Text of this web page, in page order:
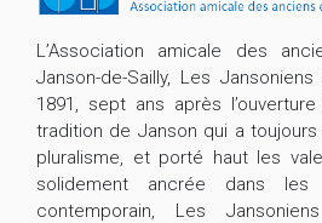
L’Association amicale des
Janson-de-Sailly, Les
1891, sept ans après
tradition de Janson qui a toujours
pluralisme, et porté haut les
solidement ancrée dans
contemporain, Les